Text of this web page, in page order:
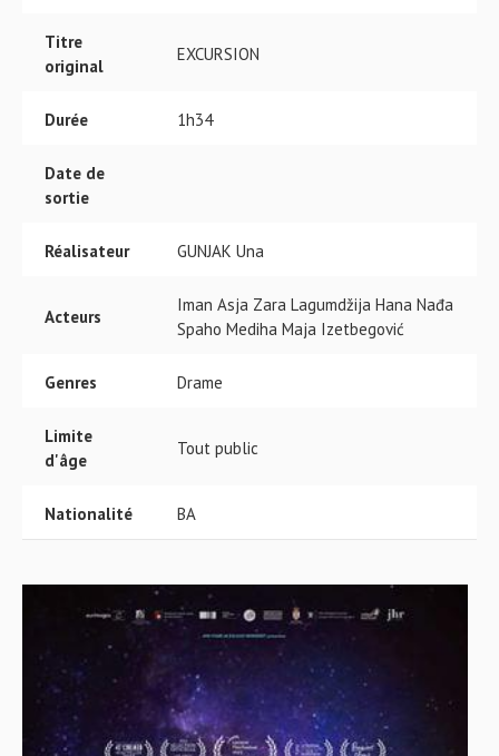
Titre
original
EXCURSION
Durée 1h34
Date de
sortie
Réalisateur GUNJAK Una
Acteurs
Iman Asja Zara Lagumdžija Hana Nađa
Spaho Mediha Maja Izetbegović
Genres Drame
Limite
d'âge
Tout public
Nationalité BA